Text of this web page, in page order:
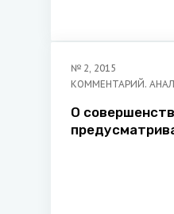
№ 2, 2015
КОММЕНТАРИЙ.
О